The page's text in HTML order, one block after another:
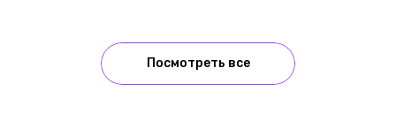
Посмотреть все